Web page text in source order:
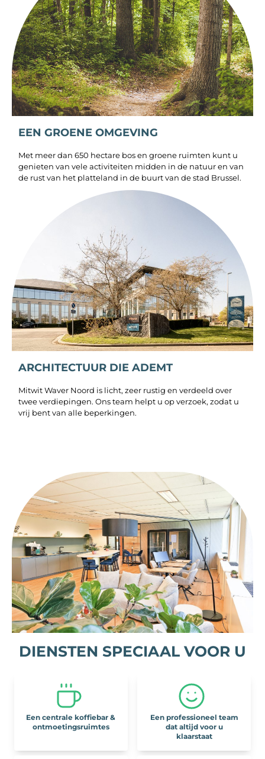
EEN GROENE OMGEVING
Met meer dan 650 hectare bos en groene ruimten kunt u
genieten van vele activiteiten midden in de natuur en van
de rust van het platteland in de buurt van de stad Brussel.
ARCHITECTUUR DIE ADEMT
Mitwit Waver Noord is licht, zeer rustig en verdeeld over
twee verdiepingen. Ons team helpt u op verzoek, zodat u
vrij bent van alle beperkingen.
DIENSTEN SPECIAAL VOOR U
Een centrale koffiebar &
ontmoetingsruimtes
Een professioneel team
dat altijd voor u
klaarstaat